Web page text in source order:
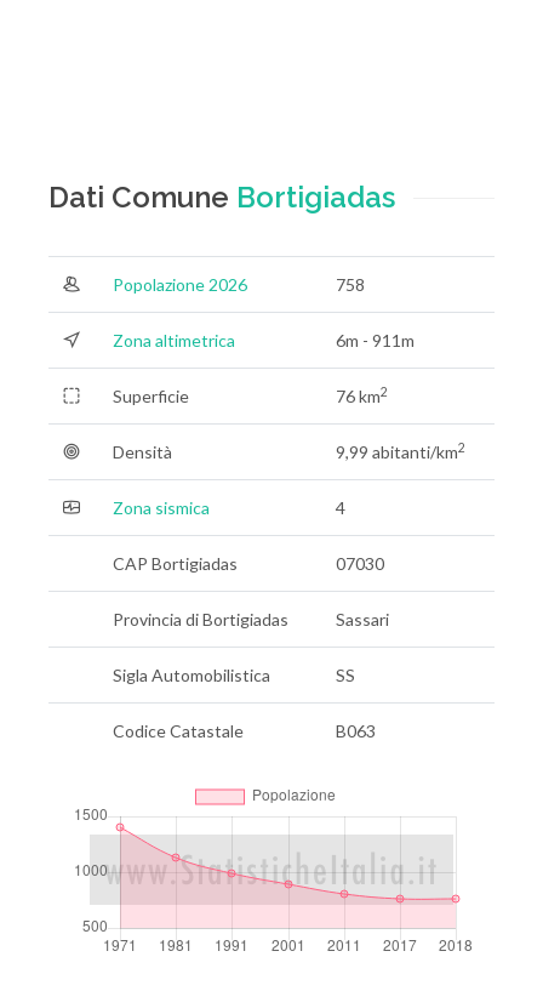
Dati Comune Bortigiadas
Popolazione 2026 758
Zona altimetrica 6m - 911m
Superficie 76 km2
Densità 9,99 abitanti/km2
Zona sismica 4
CAP Bortigiadas 07030
Provincia di Bortigiadas Sassari
Sigla Automobilistica SS
Codice Catastale B063